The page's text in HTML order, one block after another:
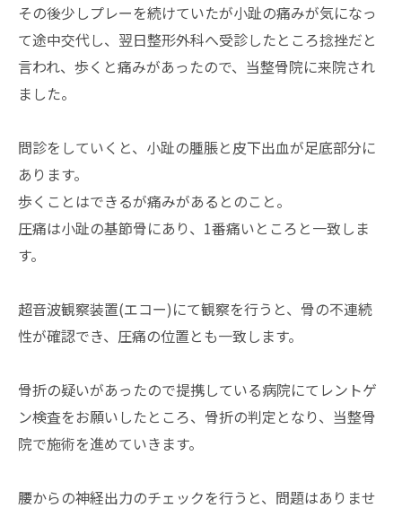
その後少しプレーを続けていたが小趾の痛みが気になっ
て途中交代し、翌日整形外科へ受診したところ捻挫だと
言われ、歩くと痛みがあったので、当整骨院に来院され
ました。
問診をしていくと、小趾の腫脹と皮下出血が足底部分に
あります。
歩くことはできるが痛みがあるとのこと。
圧痛は小趾の基節骨にあり、1番痛いところと一致しま
す。
超音波観察装置(エコー)にて観察を行うと、骨の不連続
性が確認でき、圧痛の位置とも一致します。
骨折の疑いがあったので提携している病院にてレントゲ
ン検査をお願いしたところ、骨折の判定となり、当整骨
院で施術を進めていきます。
腰からの神経出力のチェックを行うと、問題はありませ